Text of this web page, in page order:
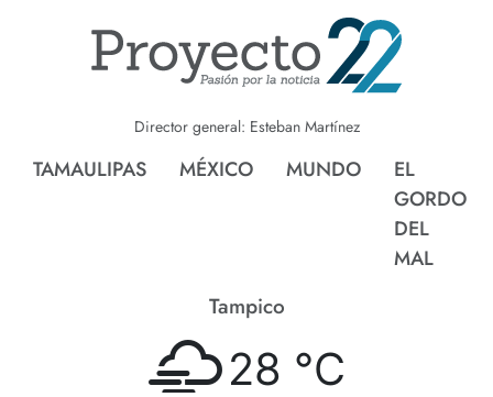
Director general: Esteban Martínez
TAMAULIPAS MÉXICO MUNDO
EL
GORDO
DEL
MAL
Tampico
28 °C